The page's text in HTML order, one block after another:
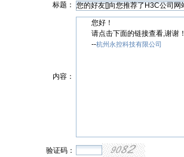
标题：
内容：
您好！
请点击下面的链接查看,谢谢！
--杭州永控科技有限公司
验证码：